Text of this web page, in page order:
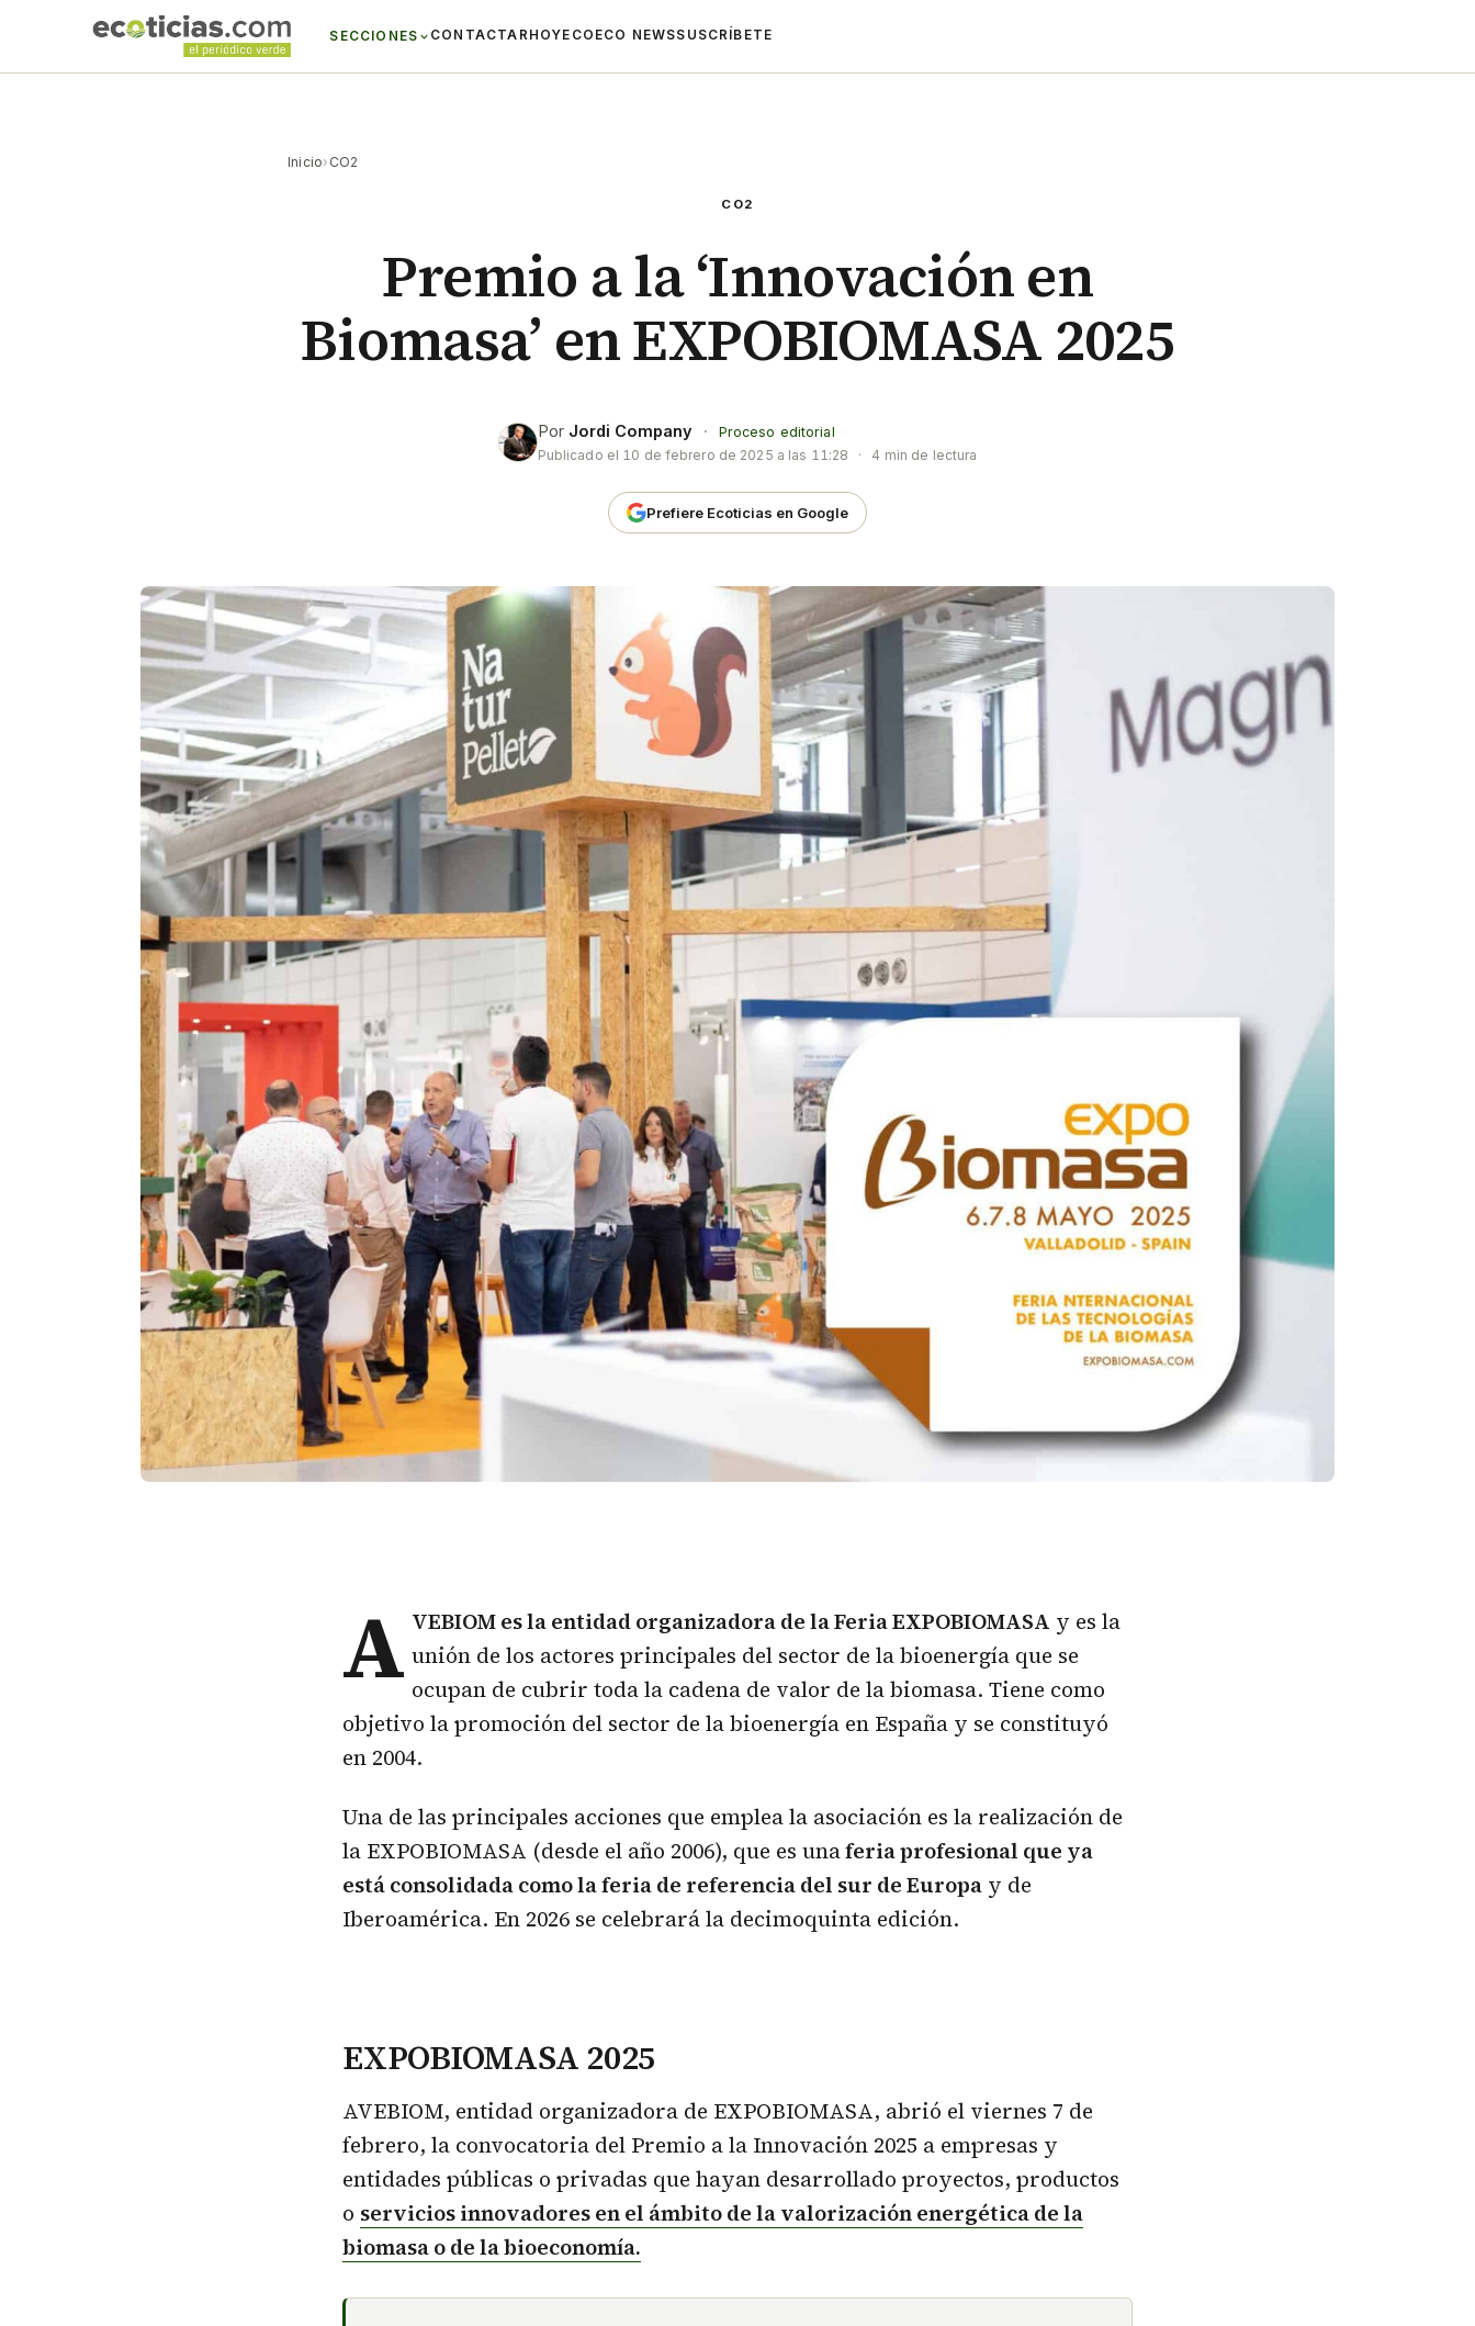
SECCIONES CONTACTAR HOYECO ECO NEWSSUSCRÍBETE
Inicio› CO2
CO2
Premio a la ‘Innovación en
Biomasa’ en EXPOBIOMASA 2025
Por Jordi Company ·
Proceso editorial
Publicado el 10 de febrero de 2025 a las 11:28 · 4 min de lectura
Prefiere Ecoticias en Google
A VEBIOM es la entidad organizadora de la Feria EXPOBIOMASA y es la
unión de los actores principales del sector de la bioenergía que se
ocupan de cubrir toda la cadena de valor de la biomasa. Tiene como
objetivo la promoción del sector de la bioenergía en España y se constituyó
en 2004.
Una de las principales acciones que emplea la asociación es la realización de
la EXPOBIOMASA (desde el año 2006), que es unaferia profesional que ya
está consolidada como la feria de referencia del sur de Europa y de
Iberoamérica. En 2026 se celebrará la decimoquinta edición.
EXPOBIOMASA 2025
AVEBIOM, entidad organizadora de EXPOBIOMASA, abrió el viernes 7 de
febrero, la convocatoria del Premio a la Innovación 2025 a empresas y
entidades públicas o privadas que hayan desarrollado proyectos, productos
o servicios innovadores en el ámbito de la valorización energética de la
biomasa o de la bioeconomía.